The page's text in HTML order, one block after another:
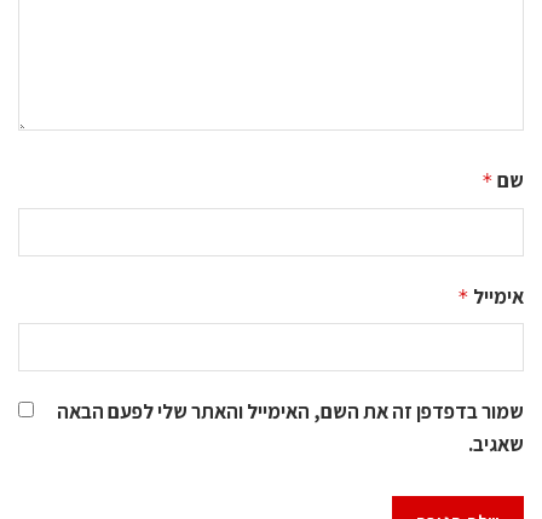
שם *
אימייל *
שמור בדפדפן זה את השם, האימייל והאתר שלי לפעם הבאה
שאגיב.